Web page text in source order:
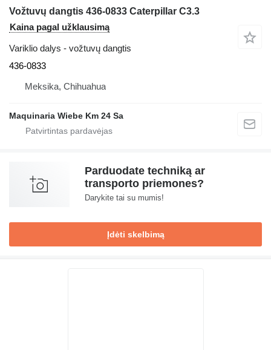
Vožtuvų dangtis 436-0833 Caterpillar C3.3
Kaina pagal užklausimą
Variklio dalys - vožtuvų dangtis
436-0833
Meksika, Chihuahua
Maquinaria Wiebe Km 24 Sa
Parduodate techniką ar
transporto priemones?
Darykite tai su mumis!
Įdėti skelbimą